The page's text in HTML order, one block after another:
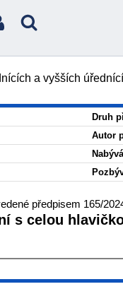
a vyšších
Druh
Autor
předpisem 165/
s celou